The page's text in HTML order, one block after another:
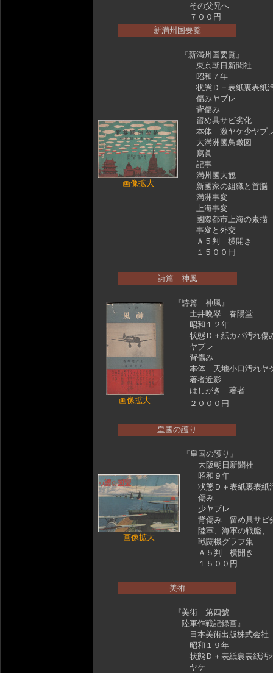
その父兄へ
７００円
新満州国要覧
画像拡大
『新満州国要覧』
東京朝日新聞社
昭和７年
状態Ｄ＋表紙裏表紙
傷みヤブレ
背傷み
留め具サビ劣化
本体 激ヤケ少ヤブ
大満洲國鳥瞰図
寫眞
記事
満州國大観
新國家の組織と首脳
満洲事変
上海事変
國際都市上海の素描
事変と外交
Ａ５判 横開き
１５００円
詩篇 神風
画像拡大
『詩篇 神風』
土井晩翠 春陽堂
昭和１２年
状態Ｄ＋紙カバ汚れ傷
ヤブレ
背傷み
本体 天地小口汚れヤ
著者近影
はしがき 著者
２０００円
皇國の護り
画像拡大
『皇国の護り』
大阪朝日新聞社
昭和９年
状態Ｄ＋表紙裏表紙
傷み
少ヤブレ
背傷み 留め具サビ
陸軍、海軍の戦艦、
戦闘機グラフ集
Ａ５判 横開き
１５００円
美術
『美術 第四號
陸軍作戦記録画』
日本美術出版株式会
昭和１９年
状態Ｄ＋表紙裏表紙汚
ヤケ